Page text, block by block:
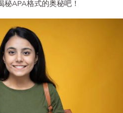
秘APA格式的奥秘吧！